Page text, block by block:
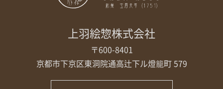
上羽絵惣株式会社
〒600-8401
京都市下京区東洞院通高辻下ル燈籠町 579